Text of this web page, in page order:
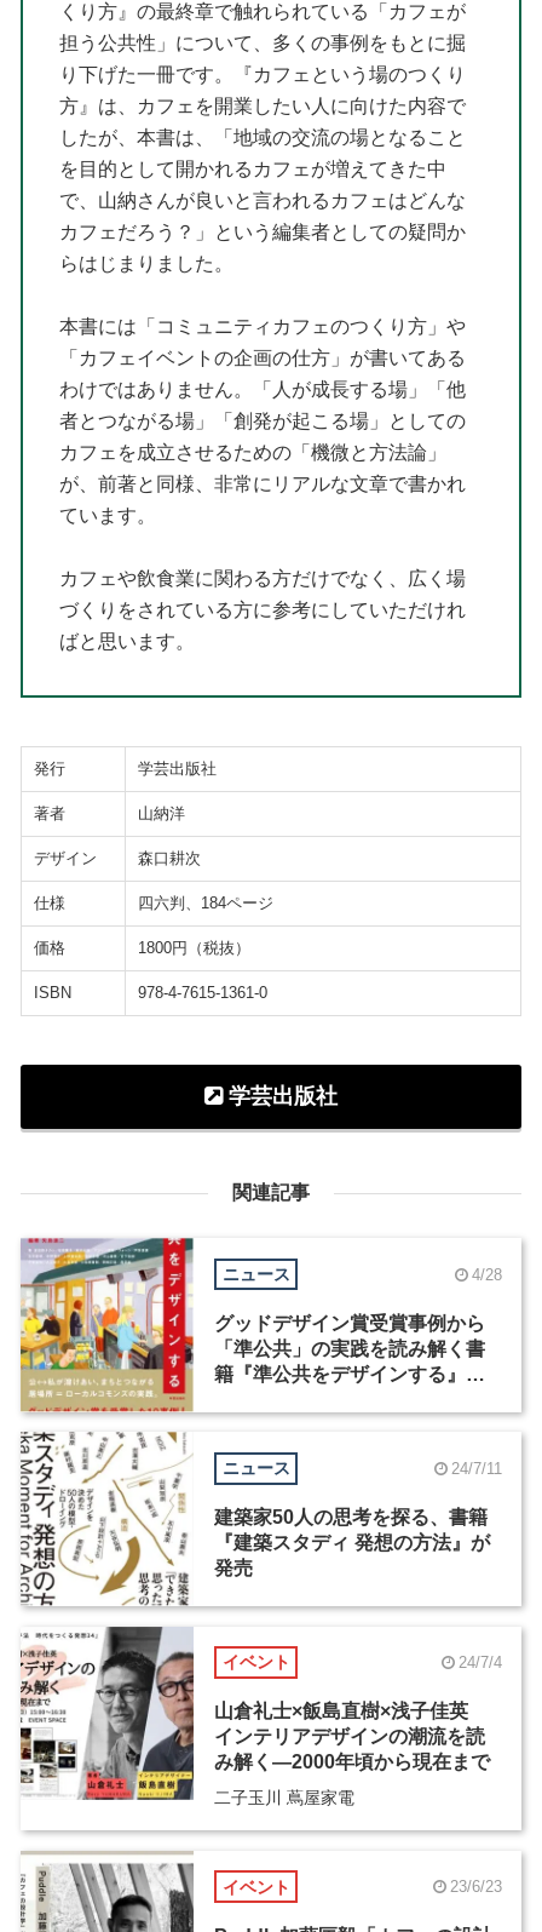
くり方』の最終章で触れられている「カフェが
担う公共性」について、多くの事例をもとに掘
り下げた一冊です。『カフェという場のつくり
方』は、カフェを開業したい人に向けた内容で
したが、本書は、「地域の交流の場となること
を目的として開かれるカフェが増えてきた中
で、山納さんが良いと言われるカフェはどんな
カフェだろう？」という編集者としての疑問か
らはじまりました。
本書には「コミュニティカフェのつくり方」や
「カフェイベントの企画の仕方」が書いてある
わけではありません。「人が成長する場」「他
者とつながる場」「創発が起こる場」としての
カフェを成立させるための「機微と方法論」
が、前著と同様、非常にリアルな文章で書かれ
ています。
カフェや飲食業に関わる方だけでなく、広く場
づくりをされている方に参考にしていただけれ
ばと思います。
発行 学芸出版社
著者 山納洋
デザイン 森口耕次
仕様 四六判、184ページ
価格 1800円（税抜）
ISBN 978-4-7615-1361-0
学芸出版社
関連記事
ニュース 4/28
グッドデザイン賞受賞事例から
「準公共」の実践を読み解く書
籍『準公共をデザインする』が
ニュース 24/7/11
建築家50人の思考を探る、書籍
『建築スタディ 発想の方法』が
発売
イベント 24/7/4
山倉礼士×飯島直樹×浅子佳英
インテリアデザインの潮流を読
み解く―2000年頃から現在まで
二子玉川 蔦屋家電
イベント 23/6/23